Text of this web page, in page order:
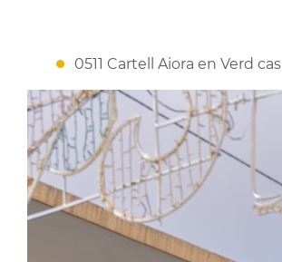
0511 Cartell Aiora en Verd cas